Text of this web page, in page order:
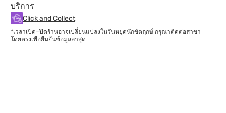
บริการ
Click and Collect
*เวลาเปิด–ปิดร้านอาจเปลี่ยนแปลงในวันหยุดนักขัตฤกษ์ กรุณาติดต่อสาขา
โดยตรงเพื่อยืนยันข้อมูลล่าสุด